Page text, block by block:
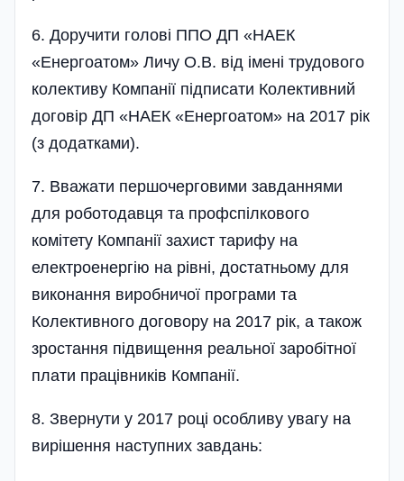
6. Доручити голові ППО ДП «НАЕК
«Енергоатом» Личу О.В. від імені трудового
колективу Компанії підписати Колективний
договір ДП «НАЕК «Енергоатом» на 2017 рік
(з додатками).
7. Вважати першочерговими завданнями
для роботодавця та профспілкового
комітету Компанії захист тарифу на
електроенергію на рівні, достатньому для
виконання виробничої програми та
Колективного договору на 2017 рік, а також
зростання підвищення реальної заробітної
плати працівників Компанії.
8. Звернути у 2017 році особливу увагу на
вирішення наступних завдань: